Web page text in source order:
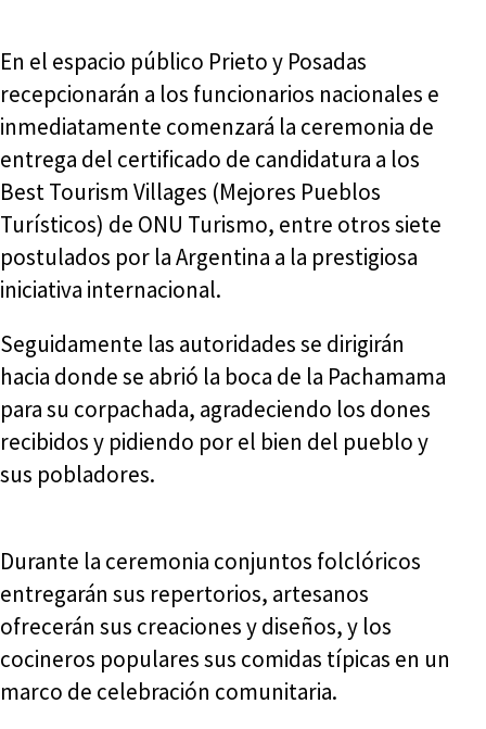
En el espacio público Prieto y Posadas
recepcionarán a los funcionarios nacionales e
inmediatamente comenzará la ceremonia de
entrega del certificado de candidatura a los
Best Tourism Villages (Mejores Pueblos
Turísticos) de ONU Turismo, entre otros siete
postulados por la Argentina a la prestigiosa
iniciativa internacional.
Seguidamente las autoridades se dirigirán
hacia donde se abrió la boca de la Pachamama
para su corpachada, agradeciendo los dones
recibidos y pidiendo por el bien del pueblo y
sus pobladores.
Durante la ceremonia conjuntos folclóricos
entregarán sus repertorios, artesanos
ofrecerán sus creaciones y diseños, y los
cocineros populares sus comidas típicas en un
marco de celebración comunitaria.